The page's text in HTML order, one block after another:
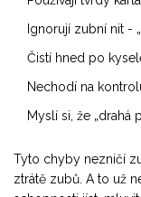
Ignorují zubní nit -
Čistí hned po
Nechodí na
Myslí si, že „drahá
Tyto chyby nezničí
ztrátě zubů. A to už